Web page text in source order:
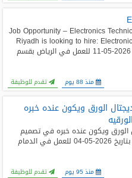
Job Opportunity – Electronics
Riyadh is looking to hire:
years of experience Preferred ... بتاريخ 2026-05-11 للعمل في الرياض بقسم
منذ 88 يوم تقدم للوظيفة
الورق ويكون عنده خبره
ويكون عنده خبره في تصميم
العلب الورقيه والهدايا الورقيه والقص ... بتاريخ 2026-05-04 للعمل في الدمام
منذ 95 يوم تقدم للوظيفة